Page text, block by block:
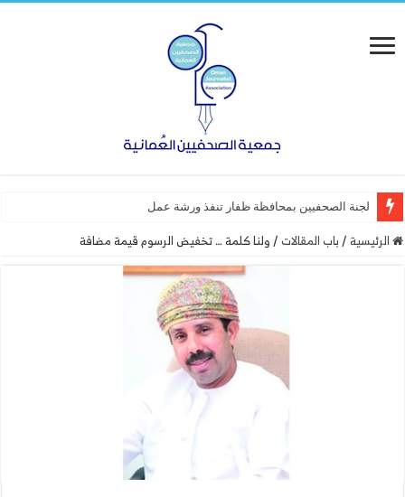
لجنة الصحفيين بمحافظة ظفار تنفذ ورشة عمل “أساسيات التص
الرئيسية /باب المقالات /ولنا كلمة … تخفيض الرسوم قيمة مضافة